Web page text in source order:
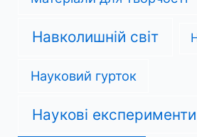
Навколишній світ
Науковий гурток
Наукові експерименти